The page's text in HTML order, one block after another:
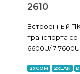
2610
Встроенный
транспорта со
6600U/i7-
2xCOM 2xLAN